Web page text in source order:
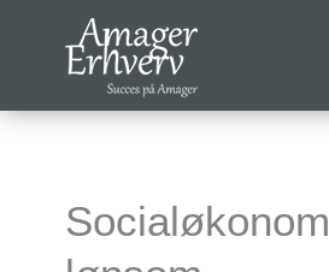
VELKOMMEN
Amagers erhvervsliv. Bliv
gratis
medlemdfordele til en værdi af6600